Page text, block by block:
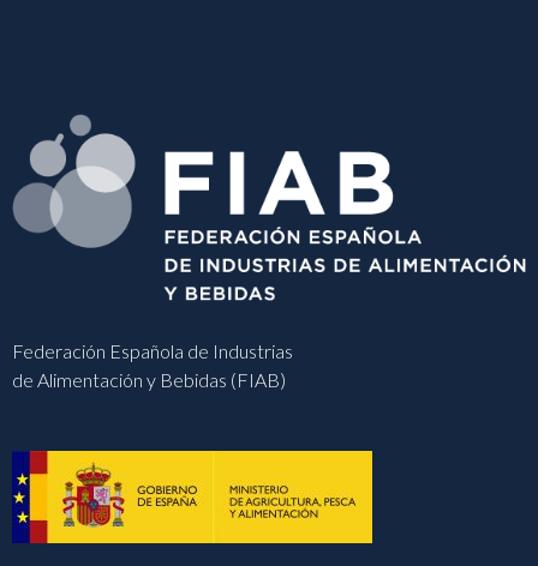
Federación Española de Industrias
de Alimentación y Bebidas (FIAB)